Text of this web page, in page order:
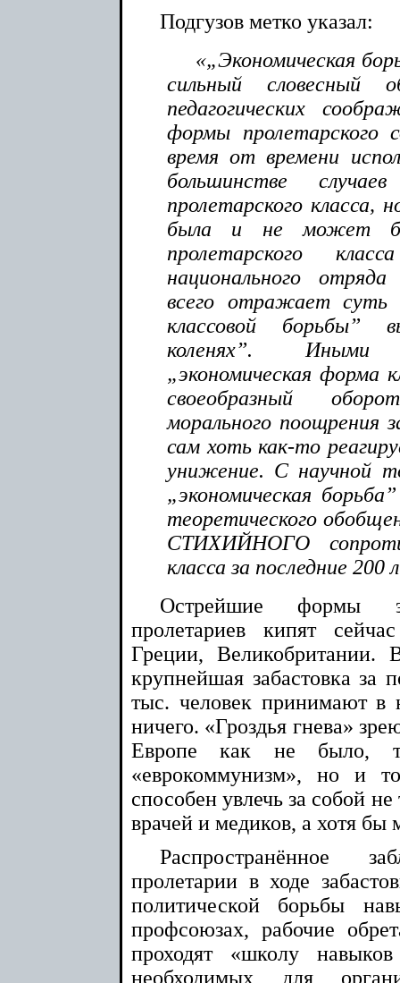
Подгузов метко указал:
«„Экономическая
сильный словесный
педагогических
формы пролетарского
время от времени
большинстве
пролетарского класса,
была и не может
пролетарского
национального
всего отражает суть
классовой борьбы”
коленях”.
„экономическая форма
своеобразный
морального поощрения
сам хоть как-то
унижение. С научной
„экономическая
теоретического
СТИХИЙНОГО
класса за последние 200
Острейшие формы
пролетариев кипят
Греции, Великобритании.
крупнейшая забастовка за
тыс. человек принимают
ничего. «Гроздья гнева»
Европе как не было,
«еврокоммунизм», но и
способен увлечь за собой
врачей и медиков, а хотя
Распространённое
пролетарии в ходе
политической борьбы
профсоюзах, рабочие
проходят «школу
необходимых для